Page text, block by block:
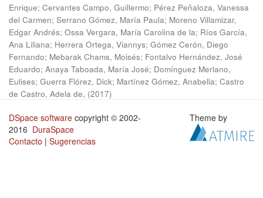
Enrique; Cervantes Campo, Guillermo; Pérez Peñaloza, Vanessa
del Carmen; Serrano Gómez, María Paula; Moreno Villamizar,
Edgar Andrés; Ossa Vergara, María Carolina de la; Ríos García,
Ana Liliana; Herrera Ortega, Viannys; Gómez Cerón, Diego
Fernando; Mebarak Chams, Moisés; Fontalvo Hernández, José
Eduardo; Anaya Taboada, María José; Domínguez Merlano,
Eulises; Guerra Flórez, Dick; Martínez Gómez, Anabella; Castro
de Castro, Adela de, (2017)
DSpace software copyright © 2002-
2016 DuraSpace
Contacto | Sugerencias
Theme by